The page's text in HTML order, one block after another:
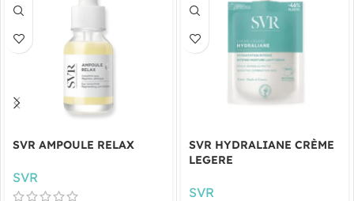
SVR AMPOULE RELAX
SVR
SVR HYDRALIANE CRÈME
LEGERE
SVR